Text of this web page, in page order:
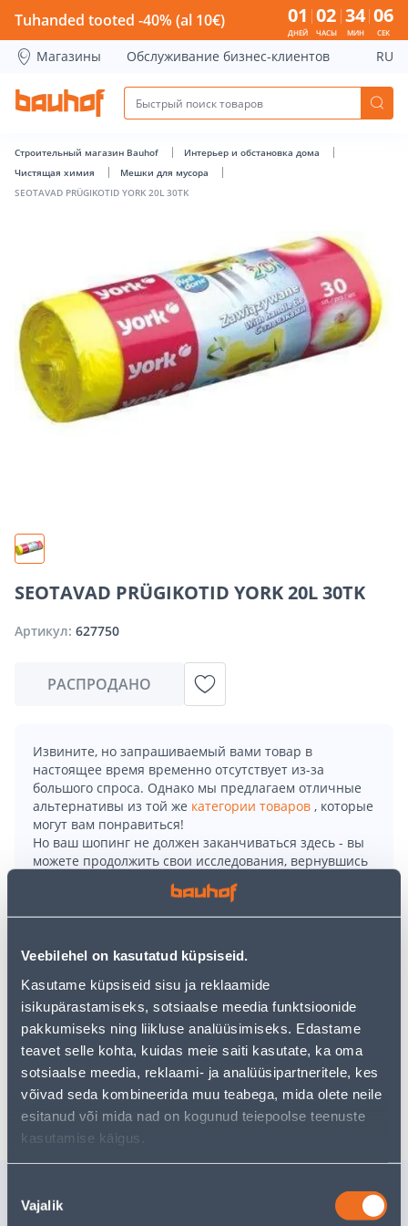
Veebilehel on kasutatud küpsiseid.
Kasutame küpsiseid sisu ja reklaamide
isikupärastamiseks, sotsiaalse meedia funktsioonide
pakkumiseks ning liikluse analüüsimiseks. Edastame
teavet selle kohta, kuidas meie saiti kasutate, ka oma
sotsiaalse meedia, reklaami- ja analüüsipartneritele, kes
võivad seda kombineerida muu teabega, mida olete neile
esitanud või mida nad on kogunud teiepoolse teenuste
kasutamise käigus.
valik
Vajalik
SEOTAVAD PRÜGIKOTID YORK 20L 30TK - Bauhof has loaded
Tuhanded tooted -40% (al 10€) 01
ДНЕЙ
02
ЧАСЫ
34
МИН
06
СЕК
Магазины Обслуживание бизнес-клиентов RU
Строительный магазин Bauhof
Интерьер и обстановка дома
Чистящая химия
Мешки для мусора
SEOTAVAD PRÜGIKOTID YORK 20L 30TK
SEOTAVAD PRÜGIKOTID YORK 20L 30TK
Артикул: 627750
РАСПРОДАНО
Извините, но запрашиваемый вами товар в
настоящее время временно отсутствует из-за
большого спроса. Однако мы предлагаем отличные
альтернативы из той же категории товаров , которые
могут вам понравиться!
Но ваш шопинг не должен заканчиваться здесь - вы
можете продолжить свои исследования, вернувшись
функцию поиска, чтобы найти еще более приятные
варианты. Удачных покупок!
• Mahutavus 20 L - sobilikud väiksematesse
prügikastidesse, nt köögis või vannitoas.
• Pakendis 30 tk.
Доставка невозможна